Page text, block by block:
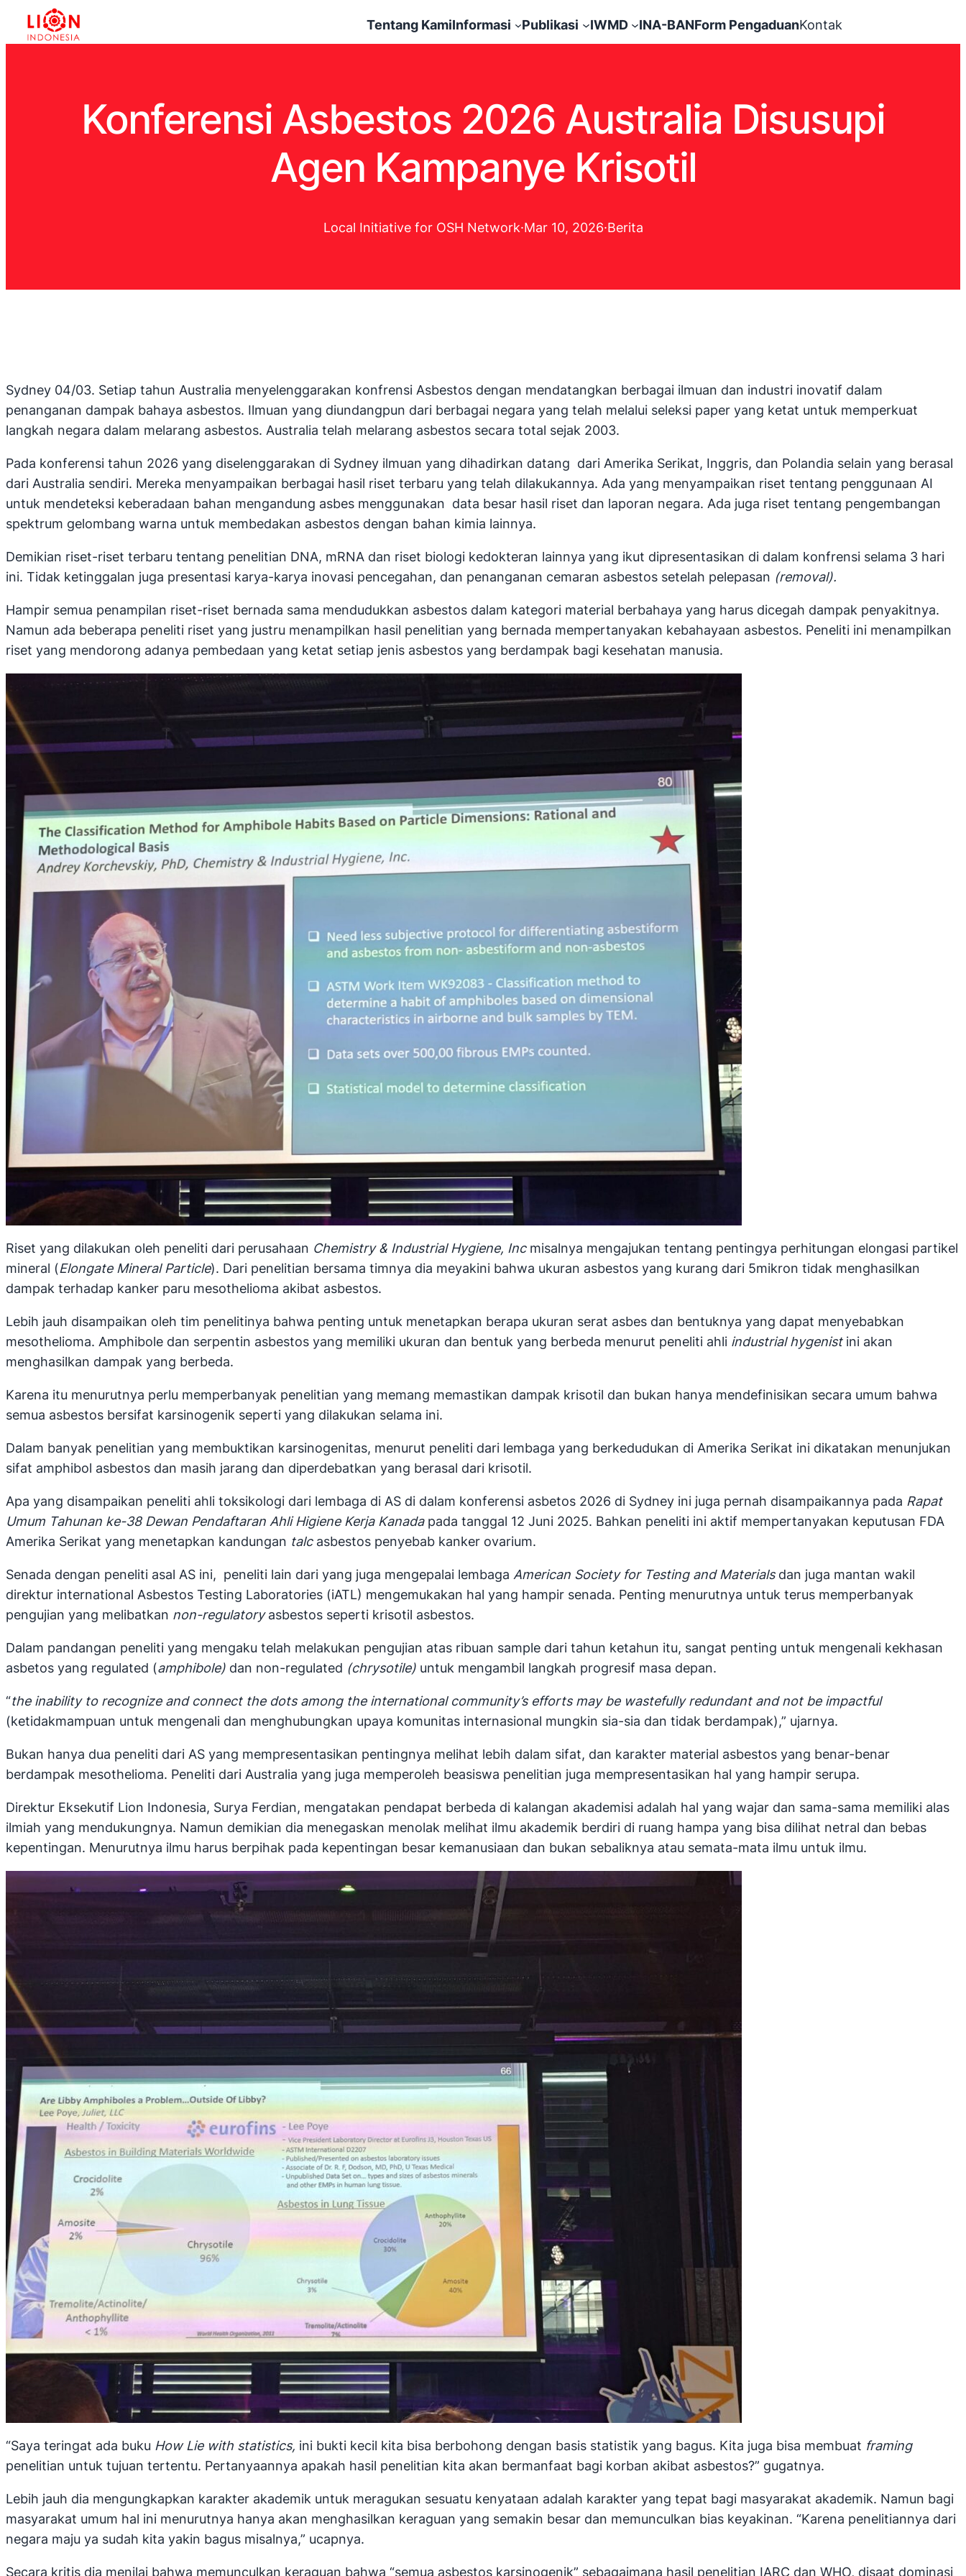
Tentang KamiInformasi Publikasi IWMD INA-BANForm PengaduanKontak
Konferensi Asbestos 2026 Australia Disusupi
Agen Kampanye Krisotil
Local Initiative for OSH Network·Mar 10, 2026·Berita
Sydney 04/03. Setiap tahun Australia menyelenggarakan konfrensi Asbestos dengan mendatangkan berbagai ilmuan dan industri inovatif dalam
penanganan dampak bahaya asbestos. Ilmuan yang diundangpun dari berbagai negara yang telah melalui seleksi paper yang ketat untuk memperkuat
langkah negara dalam melarang asbestos. Australia telah melarang asbestos secara total sejak 2003.
Pada konferensi tahun 2026 yang diselenggarakan di Sydney ilmuan yang dihadirkan datang dari Amerika Serikat, Inggris, dan Polandia selain yang berasal
dari Australia sendiri. Mereka menyampaikan berbagai hasil riset terbaru yang telah dilakukannya. Ada yang menyampaikan riset tentang penggunaan AI
untuk mendeteksi keberadaan bahan mengandung asbes menggunakan data besar hasil riset dan laporan negara. Ada juga riset tentang pengembangan
spektrum gelombang warna untuk membedakan asbestos dengan bahan kimia lainnya.
Demikian riset-riset terbaru tentang penelitian DNA, mRNA dan riset biologi kedokteran lainnya yang ikut dipresentasikan di dalam konfrensi selama 3 hari
ini. Tidak ketinggalan juga presentasi karya-karya inovasi pencegahan, dan penanganan cemaran asbestos setelah pelepasan (removal).
Hampir semua penampilan riset-riset bernada sama mendudukkan asbestos dalam kategori material berbahaya yang harus dicegah dampak penyakitnya.
Namun ada beberapa peneliti riset yang justru menampilkan hasil penelitian yang bernada mempertanyakan kebahayaan asbestos. Peneliti ini menampilkan
riset yang mendorong adanya pembedaan yang ketat setiap jenis asbestos yang berdampak bagi kesehatan manusia.
Riset yang dilakukan oleh peneliti dari perusahaan Chemistry & Industrial Hygiene, Inc misalnya mengajukan tentang pentingya perhitungan elongasi partikel
mineral (Elongate Mineral Particle). Dari penelitian bersama timnya dia meyakini bahwa ukuran asbestos yang kurang dari 5mikron tidak menghasilkan
dampak terhadap kanker paru mesothelioma akibat asbestos.
Lebih jauh disampaikan oleh tim penelitinya bahwa penting untuk menetapkan berapa ukuran serat asbes dan bentuknya yang dapat menyebabkan
mesothelioma. Amphibole dan serpentin asbestos yang memiliki ukuran dan bentuk yang berbeda menurut peneliti ahli industrial hygenistini akan
menghasilkan dampak yang berbeda.
Karena itu menurutnya perlu memperbanyak penelitian yang memang memastikan dampak krisotil dan bukan hanya mendefinisikan secara umum bahwa
semua asbestos bersifat karsinogenik seperti yang dilakukan selama ini.
Dalam banyak penelitian yang membuktikan karsinogenitas, menurut peneliti dari lembaga yang berkedudukan di Amerika Serikat ini dikatakan menunjukan
sifat amphibol asbestos dan masih jarang dan diperdebatkan yang berasal dari krisotil.
Apa yang disampaikan peneliti ahli toksikologi dari lembaga di AS di dalam konferensi asbetos 2026 di Sydney ini juga pernah disampaikannya pada Rapat
Umum Tahunan ke-38 Dewan Pendaftaran Ahli Higiene Kerja Kanada pada tanggal 12 Juni 2025. Bahkan peneliti ini aktif mempertanyakan keputusan FDA
Amerika Serikat yang menetapkan kandungan talcasbestos penyebab kanker ovarium.
Senada dengan peneliti asal AS ini, peneliti lain dari yang juga mengepalai lembaga American Society for Testing and Materials dan juga mantan wakil
direktur international Asbestos Testing Laboratories (iATL) mengemukakan hal yang hampir senada. Penting menurutnya untuk terus memperbanyak
pengujian yang melibatkan non-regulatoryasbestos seperti krisotil asbestos.
Dalam pandangan peneliti yang mengaku telah melakukan pengujian atas ribuan sample dari tahun ketahun itu, sangat penting untuk mengenali kekhasan
asbetos yang regulated (amphibole) dan non-regulated (chrysotile) untuk mengambil langkah progresif masa depan.
“the inability to recognize and connect the dots among the international community’s efforts may be wastefully redundant and not be impactful
(ketidakmampuan untuk mengenali dan menghubungkan upaya komunitas internasional mungkin sia-sia dan tidak berdampak),” ujarnya.
Bukan hanya dua peneliti dari AS yang mempresentasikan pentingnya melihat lebih dalam sifat, dan karakter material asbestos yang benar-benar
berdampak mesothelioma. Peneliti dari Australia yang juga memperoleh beasiswa penelitian juga mempresentasikan hal yang hampir serupa.
Direktur Eksekutif Lion Indonesia, Surya Ferdian, mengatakan pendapat berbeda di kalangan akademisi adalah hal yang wajar dan sama-sama memiliki alas
ilmiah yang mendukungnya. Namun demikian dia menegaskan menolak melihat ilmu akademik berdiri di ruang hampa yang bisa dilihat netral dan bebas
kepentingan. Menurutnya ilmu harus berpihak pada kepentingan besar kemanusiaan dan bukan sebaliknya atau semata-mata ilmu untuk ilmu.
“Saya teringat ada buku How Lie with statistics, ini bukti kecil kita bisa berbohong dengan basis statistik yang bagus. Kita juga bisa membuat framing
penelitian untuk tujuan tertentu. Pertanyaannya apakah hasil penelitian kita akan bermanfaat bagi korban akibat asbestos?” gugatnya.
Lebih jauh dia mengungkapkan karakter akademik untuk meragukan sesuatu kenyataan adalah karakter yang tepat bagi masyarakat akademik. Namun bagi
masyarakat umum hal ini menurutnya hanya akan menghasilkan keraguan yang semakin besar dan memunculkan bias keyakinan. “Karena penelitiannya dari
negara maju ya sudah kita yakin bagus misalnya,” ucapnya.
Secara kritis dia menilai bahwa memunculkan keraguan bahwa “semua asbestos karsinogenik” sebagaimana hasil penelitian IARC dan WHO, disaat dominasi